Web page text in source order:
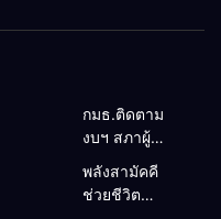
กมธ.ติดตาม
งบฯ สภาผู้
แม่สะเรียง ถก
แนวทาง
พลังสามัคคี
ช่วยชีวิต